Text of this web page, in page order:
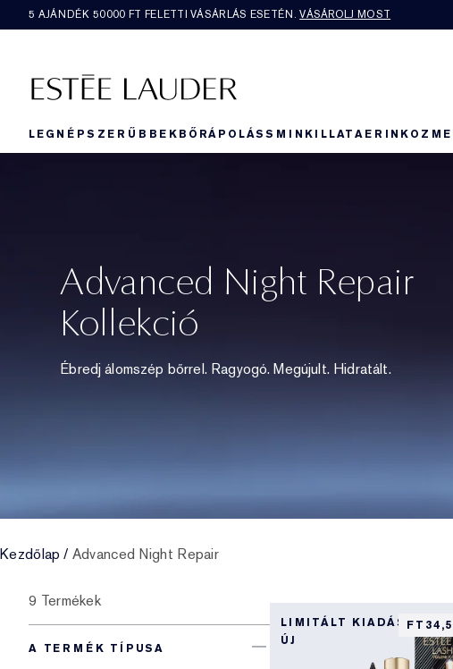
5 AJÁNDÉK 50000​ FT FELETTI VÁSÁRLÁS ESETÉN.VÁSÁROLJ MOST
LEGNÉPSZERŰBBEKBŐRÁPOLÁSSMINKILLATAERIN
Advanced Night Repair
Kollekció
Ébredj álomszép bőrrel. Ragyogó. Megújult. Hidratált.
Kezdőlap / Advanced Night Repair
9 Termékek
A TERMÉK TÍPUSA
LIMITÁLT KIADÁS
ÚJ